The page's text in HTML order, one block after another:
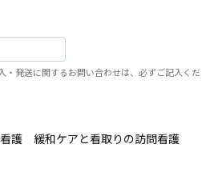
・発送に関するお問い合わせは、必ずご記入くだ
護 緩和ケアと看取りの訪問看護